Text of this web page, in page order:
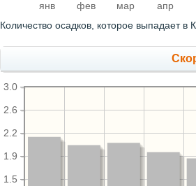
янв фев мар апр
Количество осадков, которое выпадает
1.5
1.9
2.2
2.6
3.0